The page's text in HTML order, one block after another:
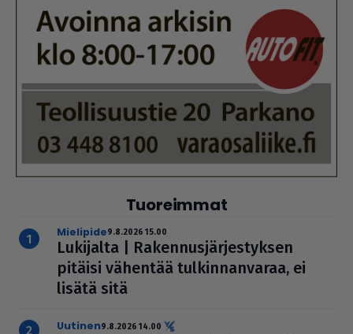
Tuoreimmat
mielipide9.8.2026 15.00
Lukijalta | Raken­nus­jär­jes­tyk­sen
pitäisi vähentää tul­kin­nan­va­raa, ei
lisätä sitä
uutinen9.8.2026 14.00